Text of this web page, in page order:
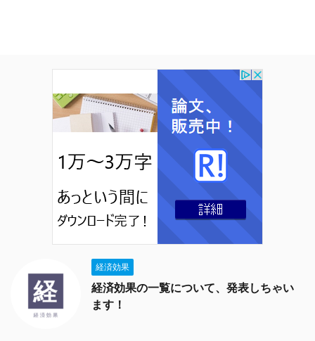
経済効果
経済効果の一覧について、発表しちゃい
ます！